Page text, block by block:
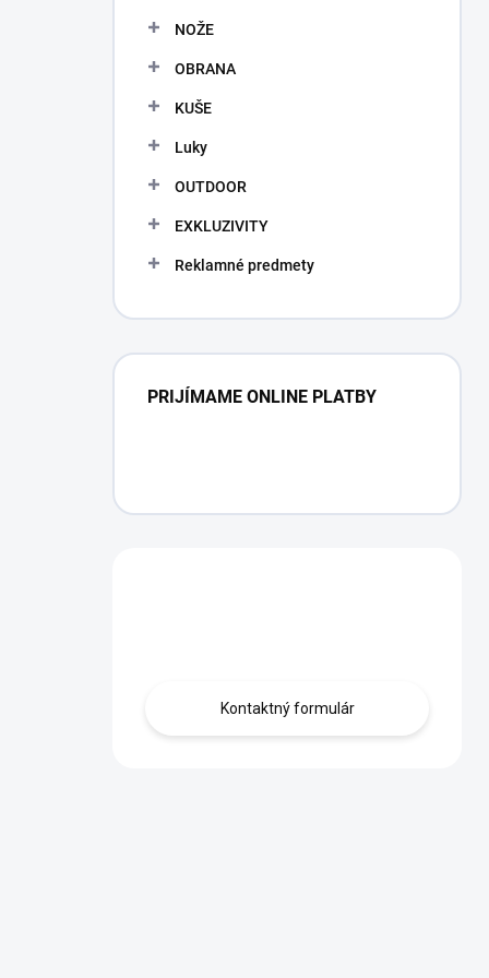
NOŽE
OBRANA
KUŠE
Luky
OUTDOOR
EXKLUZIVITY
Reklamné predmety
PRIJÍMAME ONLINE PLATBY
Kontaktný formulár